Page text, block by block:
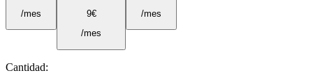
/mes
9€
/mes
/mes
Cantidad: